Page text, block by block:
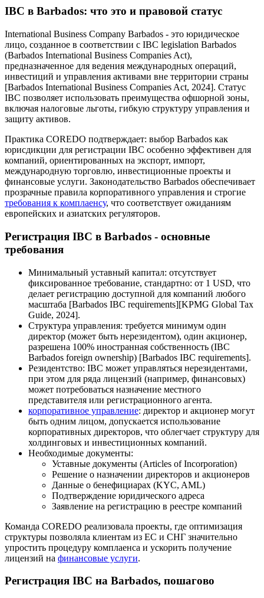
IBC в Barbados: что это и правовой статус
International Business Company Barbados - это юридическое
лицо, созданное в соответствии с IBC legislation Barbados
(Barbados International Business Companies Act),
предназначенное для ведения международных операций,
инвестиций и управления активами вне территории страны
[Barbados International Business Companies Act, 2024]. Статус
IBC позволяет использовать преимущества офшорной зоны,
включая налоговые льготы, гибкую структуру управления и
защиту активов.
Практика COREDO подтверждает: выбор Barbados как
юрисдикции для регистрации IBC особенно эффективен для
компаний, ориентированных на экспорт, импорт,
международную торговлю, инвестиционные проекты и
финансовые услуги. Законодательство Barbados обеспечивает
прозрачные правила корпоративного управления и строгие
требования к комплаенсу, что соответствует ожиданиям
европейских и азиатских регуляторов.
Регистрация IBC в Barbados - основные
требования
Минимальный уставный капитал: отсутствует
фиксированное требование, стандартно: от 1 USD, что
делает регистрацию доступной для компаний любого
масштаба [Barbados IBC requirements][KPMG Global Tax
Guide, 2024].
Структура управления: требуется минимум один
директор (может быть нерезидентом), один акционер,
разрешена 100% иностранная собственность (IBC
Barbados foreign ownership) [Barbados IBC requirements].
Резидентство: IBC может управляться нерезидентами,
при этом для ряда лицензий (например, финансовых)
может потребоваться назначение местного
представителя или регистрационного агента.
корпоративное управление: директор и акционер могут
быть одним лицом, допускается использование
корпоративных директоров, что облегчает структуру для
холдинговых и инвестиционных компаний.
Необходимые документы:
Уставные документы (Articles of Incorporation)
Решение о назначении директоров и акционеров
Данные о бенефициарах (KYC, AML)
Подтверждение юридического адреса
Заявление на регистрацию в реестре компаний
Команда COREDO реализовала проекты, где оптимизация
структуры позволяла клиентам из ЕС и СНГ значительно
упростить процедуру комплаенса и ускорить получение
лицензий на финансовые услуги.
Регистрация IBC на Barbados, пошагово